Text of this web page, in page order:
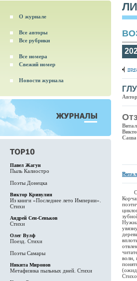
О журнале
Все авторы
Все рубрики
Все номера
Свежий номер
Новости журнала
Павел Жагун
Пыль Калиостро
Поэты Донецка
Виктор Кривулин
Из книги «Последнее лето Империи».
Стихи
Андрей Сен-Сеньков
Стихи
Олег Вулф
Поезд. Стихи
Поэты Самары
Никита Миронов
Метафизика пыльных дней. Стихи
Саша
волн,